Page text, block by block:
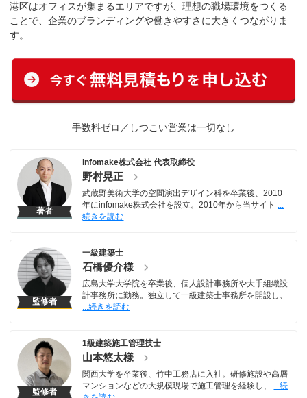
港区はオフィスが集まるエリアですが、理想の職場環境をつくる
ことで、企業のブランディングや働きやすさに大きくつながりま
す。
手数料ゼロ／しつこい営業は一切なし
著者
infomake株式会社 代表取締役
野村晃正
武蔵野美術大学の空間演出デザイン科を卒業後、2010
年にinfomake株式会社を設立。2010年から当サイト
監修者
一級建築士
石橋優介様
広島大学大学院を卒業後、個人設計事務所や大手組織設
計事務所に勤務。独立して一級建築士事務所を開設し、
監修者
1級建築施工管理技士
山本悠太様
関西大学を卒業後、竹中工務店に入社。研修施設や高層
マンションなどの大規模現場で施工管理を経験し、